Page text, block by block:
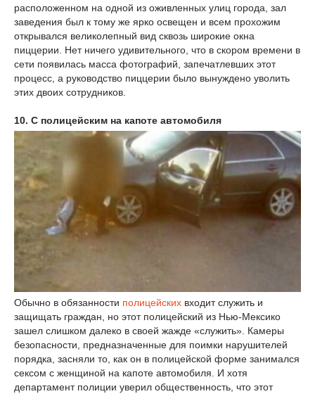
расположенном на одной из оживленных улиц города, зал
заведения был к тому же ярко освещен и всем прохожим
открывался великолепный вид сквозь широкие окна
пиццерии. Нет ничего удивительного, что в скором времени в
сети появилась масса фотографий, запечатлевших этот
процесс, а руководство пиццерии было вынуждено уволить
этих двоих сотрудников.
10. С полицейским на капоте автомобиля
Обычно в обязанности полицейских входит служить и
защищать граждан, но этот полицейский из Нью-Мексико
зашел слишком далеко в своей жажде «служить». Камеры
безопасности, предназначенные для поимки нарушителей
порядка, засняли то, как он в полицейской форме занимался
сексом с женщиной на капоте автомобиля. И хотя
департамент полиции уверил общественность, что этот